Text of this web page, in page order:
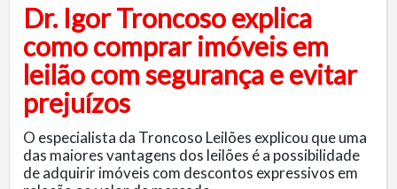
Dr. Igor Troncoso explica
como comprar imóveis em
leilão com segurança e evitar
prejuízos
O especialista da Troncoso Leilões explicou que uma
das maiores vantagens dos leilões é a possibilidade
de adquirir imóveis com descontos expressivos em